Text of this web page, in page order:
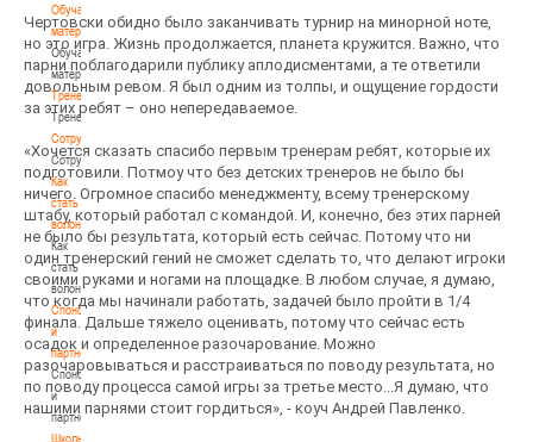
Обучающие
материалы
Обучающие
материалы
Тренерам
Тренерам
Сотрудничество
Сотрудничество
Как
стать
волонтером
Как
стать
волонтером
Спонсоры
и
партнеры
Спонсоры
и
партнеры
Школы
Чертовски обидно было заканчивать турнир на минорной ноте,
но это игра. Жизнь продолжается, планета кружится. Важно, что
парни поблагодарили публику аплодисментами, а те ответили
довольным ревом. Я был одним из толпы, и ощущение гордости
за этих ребят – оно непередаваемое.
«Хочется сказать спасибо первым тренерам ребят, которые их
подготовили. Потмоу что без детских тренеров не было бы
ничего. Огромное спасибо менеджменту, всему тренерскому
штабу, который работал с командой. И, конечно, без этих парней
не было бы результата, который есть сейчас. Потому что ни
один тренерский гений не сможет сделать то, что делают игроки
своими руками и ногами на площадке. В любом случае, я думаю,
что когда мы начинали работать, задачей было пройти в 1/4
финала. Дальше тяжело оценивать, потому что сейчас есть
осадок и определенное разочарование. Можно
разочаровываться и расстраиваться по поводу результата, но
по поводу процесса самой игры за третье место...Я думаю, что
нашими парнями стоит гордиться», - коуч Андрей Павленко.